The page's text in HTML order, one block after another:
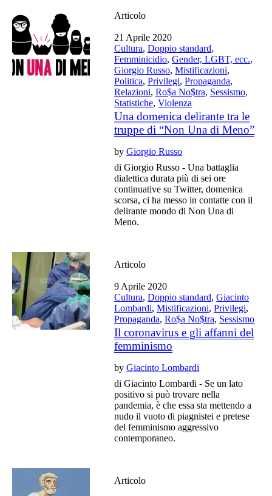
Articolo
21 Aprile 2020
Cultura,Doppio standard,
Femminicidio,Gender, LGBT, ecc.,
Giorgio Russo,Mistificazioni,
Politica,Privilegi,Propaganda,
Relazioni,Ro$a No$tra, Sessismo,
Statistiche,Violenza
Una domenica delirante tra le
truppe di “Non Una di Meno”
byGiorgio Russo
di Giorgio Russo - Una battaglia
dialettica durata più di sei ore
continuative su Twitter, domenica
scorsa, ci ha messo in contatte con il
delirante mondo di Non Una di
Meno.
Articolo
9 Aprile 2020
Cultura,Doppio standard,Giacinto
Lombardi,Mistificazioni,Privilegi,
Propaganda,Ro$a No$tra, Sessismo
Il coronavirus e gli affanni del
femminismo
byGiacinto Lombardi
di Giacinto Lombardi - Se un lato
positivo si può trovare nella
pandemia, è che essa sta mettendo a
nudo il vuoto di piagnistei e pretese
del femminismo aggressivo
contemporaneo.
Articolo